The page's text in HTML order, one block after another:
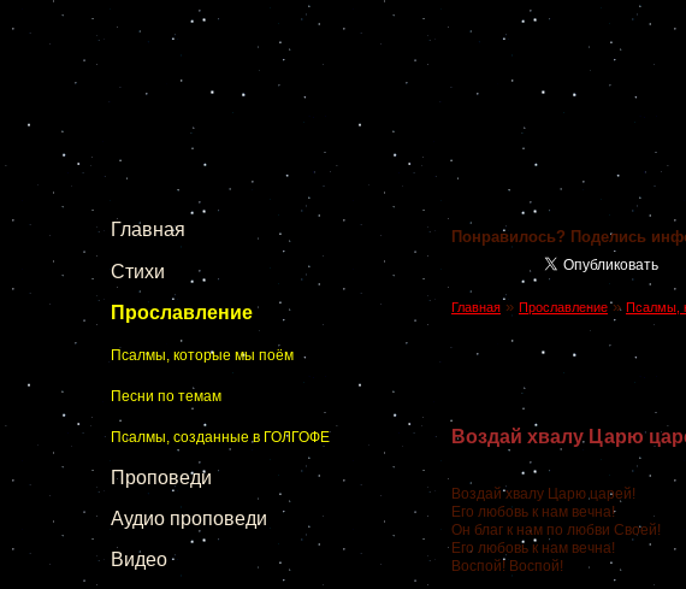
Главная
Стихи
Прославление
Псалмы, которые мы поём
Песни по темам
Псалмы, созданные в ГОЛГОФЕ
Проповеди
Аудио проповеди
Видео
Понравилось? Поделись
Главная » Прославление» Псалмы,
Воздай хвалу Царю
Воздай хвалу Царю царей!
Его любовь к нам вечна!
Он благ к нам по любви Своей!
Его любовь к нам вечна!
Воспой! Воспой!